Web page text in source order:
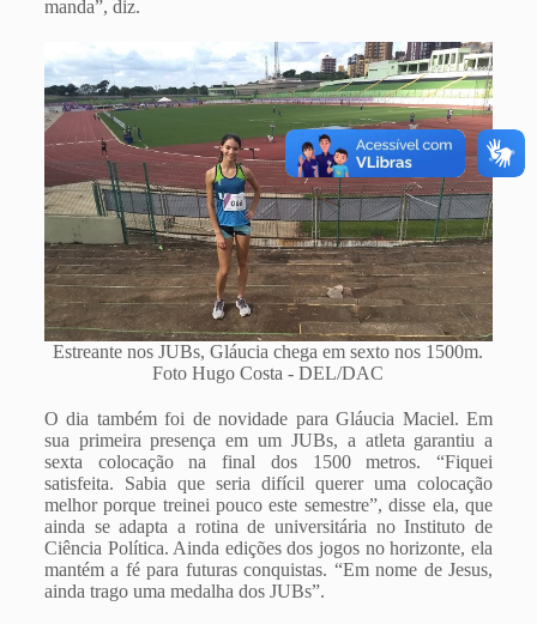
manda”, diz.
Estreante nos JUBs, Gláucia chega em sexto nos 1500m.
Foto Hugo Costa - DEL/DAC
O dia também foi de novidade para Gláucia Maciel. Em
sua primeira presença em um JUBs, a atleta garantiu a
sexta colocação na final dos 1500 metros. “Fiquei
satisfeita. Sabia que seria difícil querer uma colocação
melhor porque treinei pouco este semestre”, disse ela, que
ainda se adapta a rotina de universitária no Instituto de
Ciência Política. Ainda edições dos jogos no horizonte, ela
mantém a fé para futuras conquistas. “Em nome de Jesus,
ainda trago uma medalha dos JUBs”.